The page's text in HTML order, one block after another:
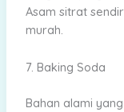
Asam sitrat
murah.
7. Baking Soda
Bahan alami